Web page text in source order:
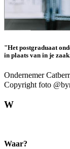
"Het post­graduaat
in plaats van in je
Ondernemer
Copyright foto
W
Waar?